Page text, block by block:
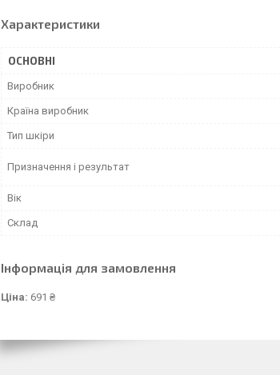
Характеристики
ОСНОВНІ
Виробник
Країна виробник
Тип шкіри
Призначення і результат
Вік
Склад
Інформація для замовлення
Ціна: 691 ₴